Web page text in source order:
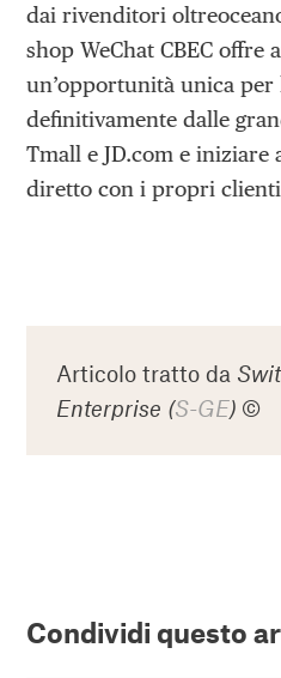
dai rivenditori
shop WeChat CBEC offre
un’opportunità unica per
definitivamente dalle
Tmall e JD.com e
diretto con i propri
Articolo tratto da
Enterprise (S-GE) ©
Condividi questo